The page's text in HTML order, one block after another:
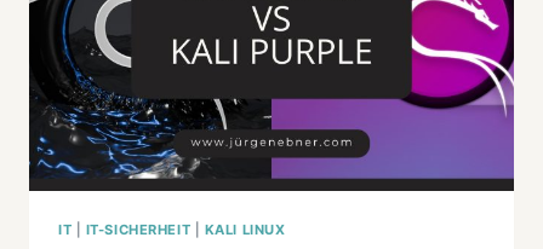
IT IT-SICHERHEIT KALI LINUX